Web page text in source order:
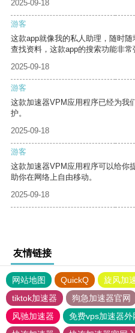
2025-09-18
游客
这款app就像我的私人助理，随时
查找资料，这款app的搜索功能非常
2025-09-18
游客
这款加速器VPM应用程序已经为我
护。
2025-09-18
游客
这款加速器VPM应用程序可以给你
助你在网络上自由移动。
2025-09-18
友情链接
网站地图 QuickQ 旋风加
tiktok加速器
狗急加速器官网
风驰加速器
免费vps加速器外